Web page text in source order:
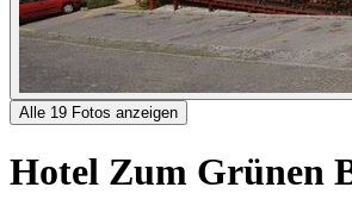
Alle 19 Fotos anzeigen
Hotel Zum Grünen